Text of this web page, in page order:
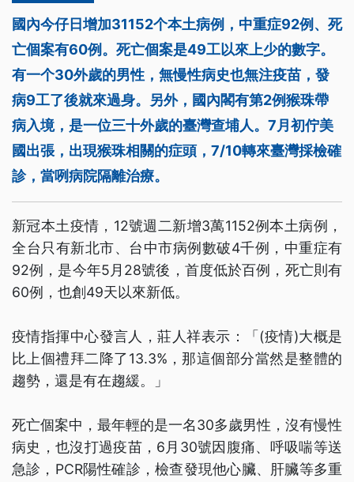
國內今仔日增加31152个本土病例，中重症92例、死
亡個案有60例。死亡個案是49工以來上少的數字。
有一个30外歲的男性，無慢性病史也無注疫苗，發
病9工了後就來過身。另外，國內閣有第2例猴珠帶
病入境，是一位三十外歲的臺灣查埔人。7月初佇美
國出張，出現猴珠相關的症頭，7/10轉來臺灣採檢確
診，當咧病院隔離治療。
新冠本土疫情，12號週二新增3萬1152例本土病例，
全台只有新北市、台中市病例數破4千例，中重症有
92例，是今年5月28號後，首度低於百例，死亡則有
60例，也創49天以來新低。
疫情指揮中心發言人，莊人祥表示：「(疫情)大概是
比上個禮拜二降了13.3%，那這個部分當然是整體的
趨勢，還是有在趨緩。」
死亡個案中，最年輕的是一名30多歲男性，沒有慢性
病史，也沒打過疫苗，6月30號因腹痛、呼吸喘等送
急診，PCR陽性確診，檢查發現他心臟、肝臟等多重